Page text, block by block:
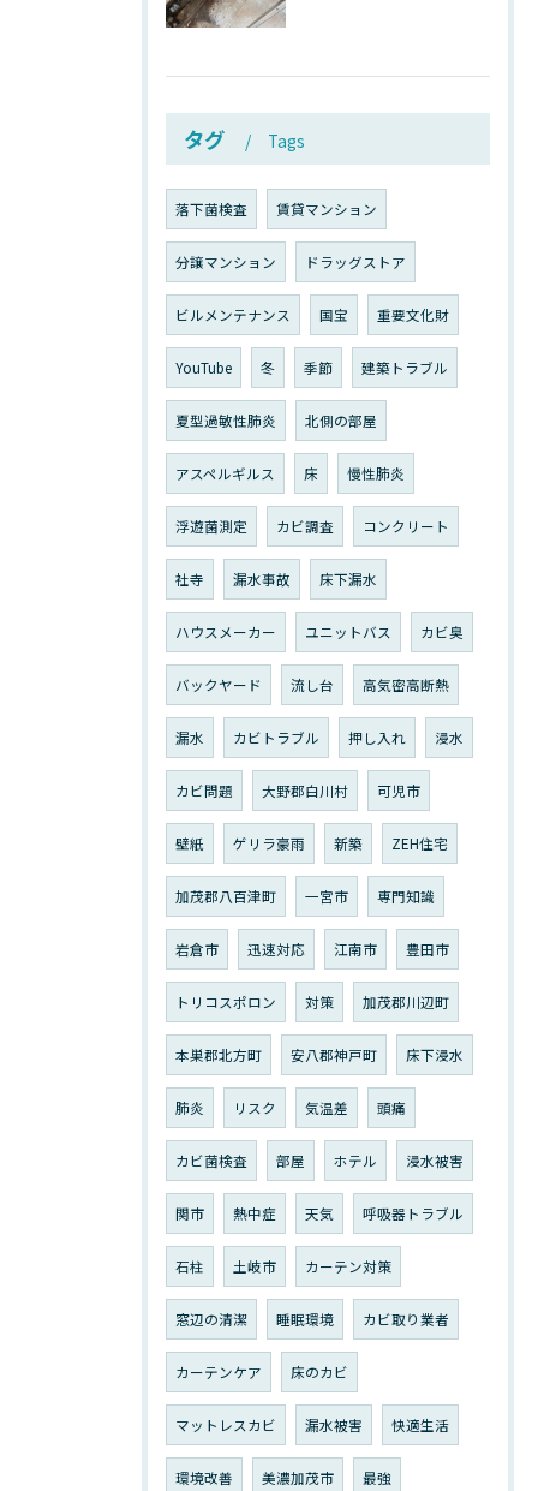
タグ Tags
落下菌検査 賃貸マンション
分譲マンション ドラッグストア
ビルメンテナンス 国宝 重要文化財
YouTube 冬 季節 建築トラブル
夏型過敏性肺炎 北側の部屋
アスペルギルス 床 慢性肺炎
浮遊菌測定 カビ調査 コンクリート
社寺 漏水事故 床下漏水
ハウスメーカー ユニットバス カビ臭
バックヤード 流し台 高気密高断熱
漏水 カビトラブル 押し入れ 浸水
カビ問題 大野郡白川村 可児市
壁紙 ゲリラ豪雨 新築 ZEH住宅
加茂郡八百津町 一宮市 専門知識
岩倉市 迅速対応 江南市 豊田市
トリコスポロン 対策 加茂郡川辺町
本巣郡北方町 安八郡神戸町 床下浸水
肺炎 リスク 気温差 頭痛
カビ菌検査 部屋 ホテル 浸水被害
関市 熱中症 天気 呼吸器トラブル
石柱 土岐市 カーテン対策
窓辺の清潔 睡眠環境 カビ取り業者
カーテンケア 床のカビ
マットレスカビ 漏水被害 快適生活
環境改善 美濃加茂市 最強